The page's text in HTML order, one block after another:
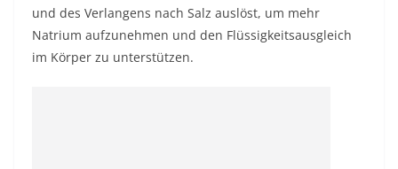
und des Verlangens nach Salz auslöst, um mehr
Natrium aufzunehmen und den Flüssigkeitsausgleich
im Körper zu unterstützen.